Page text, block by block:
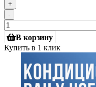
+
-
В корзину
Купить в 1 клик